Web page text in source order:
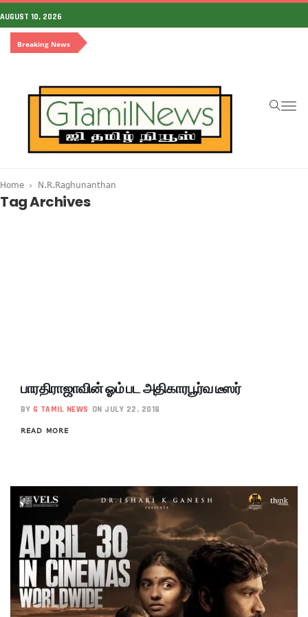
AUGUST 10, 2026
Breaking News
Home N.R.Raghunanthan
Tag Archives
பாரதிராஜாவின் ஓம் பட அதிகாரபூர்வ டீஸர்
BY G TAMIL NEWS ON JULY 22, 2018
READ MORE